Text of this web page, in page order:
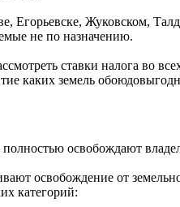
Егорьевске, Жуковском,
не по назначению.
ставки налога во
каких земель
освобождают
освобождение от
категорий: